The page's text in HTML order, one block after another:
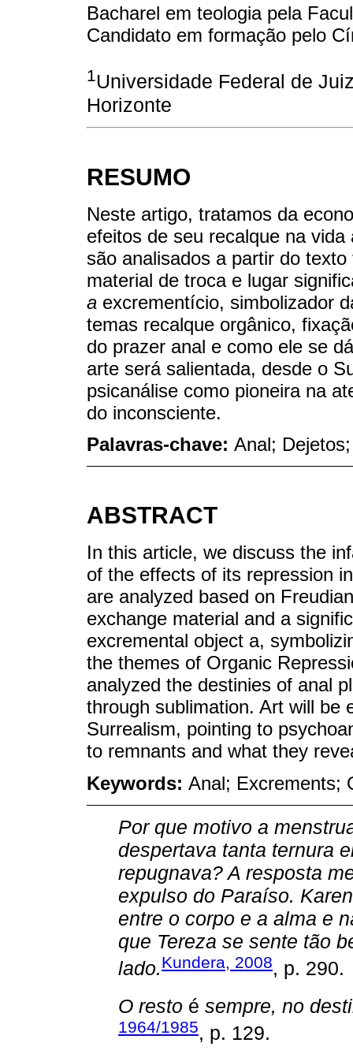
Bacharel em teologia pela
Candidato em formação pelo
1Universidade Federal de
Horizonte
RESUMO
Neste artigo, tratamos da
efeitos de seu recalque na
são analisados a partir do
material de troca e lugar
a excrementício, simbolizador
temas recalque orgânico,
do prazer anal e como ele se
arte será salientada, desde o
psicanálise como pioneira na
do inconsciente.
Palavras-chave: Anal;
ABSTRACT
In this article, we discuss the
of the effects of its repression
are analyzed based on
exchange material and a
excremental object a,
the themes of Organic
analyzed the destinies of anal
through sublimation. Art will be
Surrealism, pointing to
to remnants and what they
Keywords: Anal; Excrements;
Por que motivo a
despertava tanta ternura
repugnava? A resposta
expulso do Paraíso.
entre o corpo e a alma e
que Tereza se sente tão
lado.Kundera, 2008, p. 290.
O resto é sempre, no
1964/1985, p. 129.